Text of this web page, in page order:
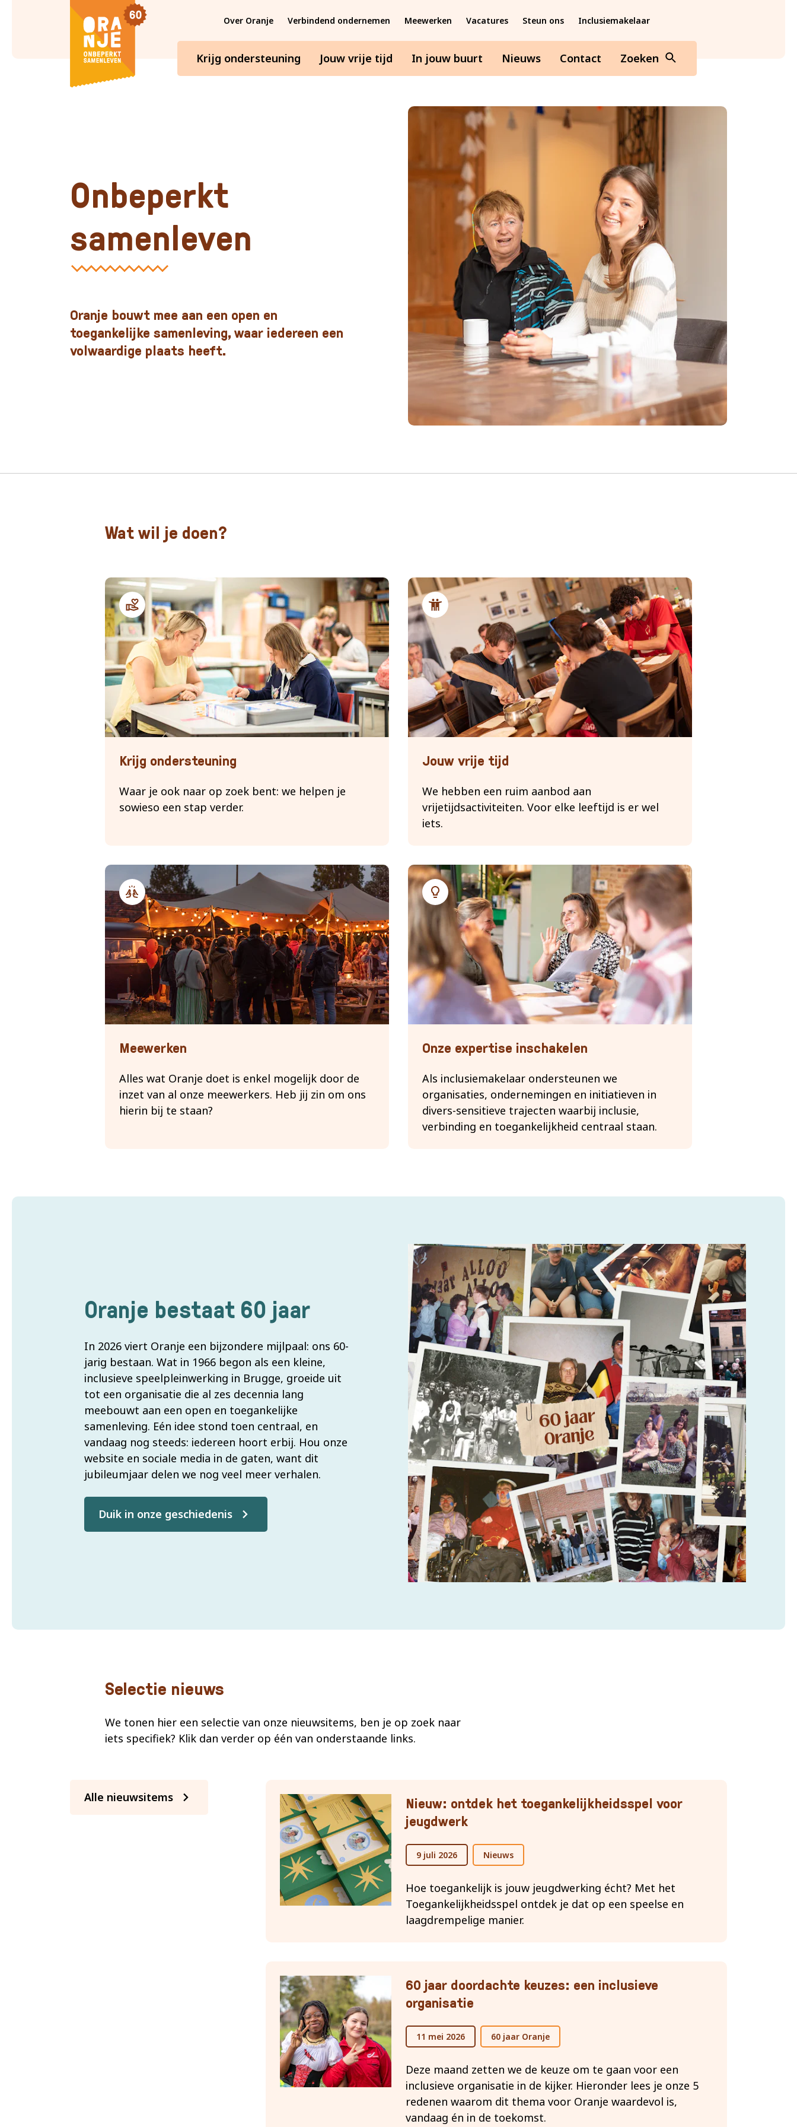
Ga verder naar de hoofdinhoud.
Krijg ondersteuning Jouw vrije tijd In jouw buurt Nieuws Contact Zoeken
Over Oranje Verbindend ondernemen Meewerken Vacatures Steun ons Inclusiemakelaar
Begin van de inhoud.
Onbeperkt
samenleven
Oranje bouwt mee aan een open en
toegankelijke samenleving, waar iedereen een
volwaardige plaats heeft.
Wat wil je doen?
Ondersteuning geven
Krijg ondersteuning
Waar je ook naar op zoek bent: we helpen je
sowieso een stap verder.
Samen ontspannen
Jouw vrije tijd
We hebben een ruim aanbod aan
vrijetijdsactiviteiten. Voor elke leeftijd is er wel
iets.
Samenwerken
Meewerken
Alles wat Oranje doet is enkel mogelijk door de
inzet van al onze meewerkers. Heb jij zin om ons
hierin bij te staan?
Expertise
Onze expertise inschakelen
Als inclusiemakelaar ondersteunen we
organisaties, ondernemingen en initiatieven in
divers-sensitieve trajecten waarbij inclusie,
verbinding en toegankelijkheid centraal staan.
Oranje bestaat 60 jaar
In 2026 viert Oranje een bijzondere mijlpaal: ons 60-
jarig bestaan. Wat in 1966 begon als een kleine,
inclusieve speelpleinwerking in Brugge, groeide uit
tot een organisatie die al zes decennia lang
meebouwt aan een open en toegankelijke
samenleving. Eén idee stond toen centraal, en
vandaag nog steeds: iedereen hoort erbij. Hou onze
website en sociale media in de gaten, want dit
jubileumjaar delen we nog veel meer verhalen.
Duik in onze geschiedenis
Selectie nieuws
We tonen hier een selectie van onze nieuwsitems, ben je op zoek naar
iets specifiek? Klik dan verder op één van onderstaande links.
Nieuw: ontdek het toegankelijkheidsspel voor
jeugdwerk
9 juli 2026 Nieuws
Hoe toegankelijk is jouw jeugdwerking écht? Met het
Toegankelijkheidsspel ontdek je dat op een speelse en
laagdrempelige manier.
60 jaar doordachte keuzes: een inclusieve
organisatie
11 mei 2026 60 jaar Oranje
Deze maand zetten we de keuze om te gaan voor een
inclusieve organisatie in de kijker. Hieronder lees je onze 5
redenen waarom dit thema voor Oranje waardevol is,
vandaag én in de toekomst.
Alle nieuwsitems